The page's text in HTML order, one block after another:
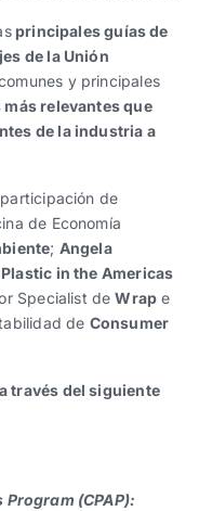
principales guías de
de la Unión
y principales
relevantes que
de la industria a
de
de Economía
; Angela
in the Americas
Specialist deWrap e
de Consumer
través del siguiente
(CPAP):